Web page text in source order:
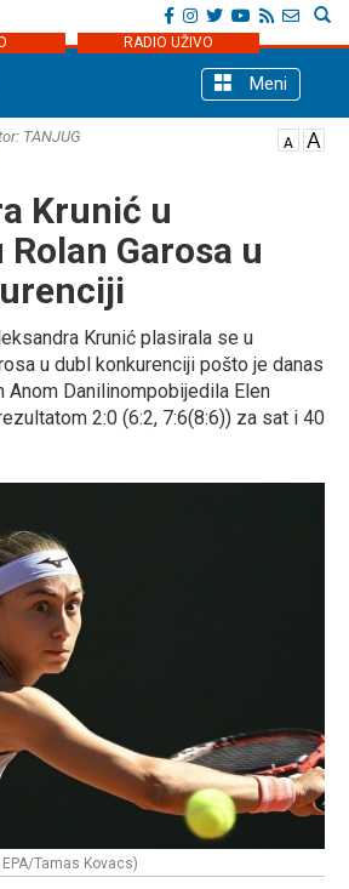
RADIO UŽIVO
Meni
TANЈUG
Krunić u
Garosa u
Krunić plasirala se u
u dubl konkurenciji pošto je danas
Anom Danilinompobijedila Elen
2:0 (6:2, 7:6(8:6)) za sat i 40
Tamas Kovacs)